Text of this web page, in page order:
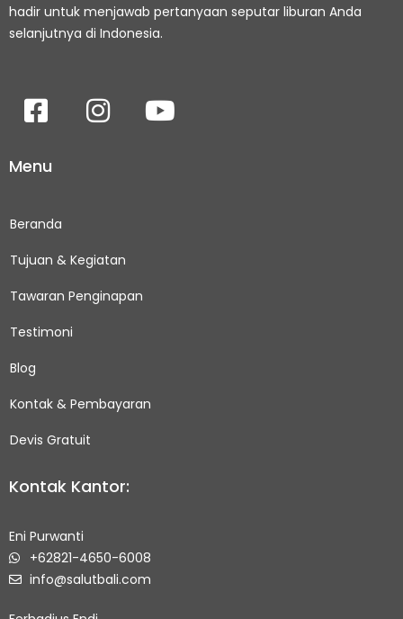
hadir untuk menjawab pertanyaan seputar liburan Anda
selanjutnya di Indonesia.
F
a
e
o
o
k
s
q
u
r
e
I
n
r
a
m
Y
o
Menu
Beranda
Tujuan & Kegiatan
Tawaran Penginapan
Testimoni
Blog
Kontak & Pembayaran
Devis Gratuit
Kontak Kantor:
Eni Purwanti
+62821-4650-6008
info@salutbali.com